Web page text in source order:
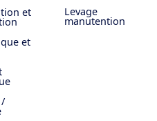
et
et
Levage
manutention